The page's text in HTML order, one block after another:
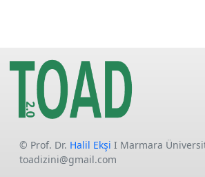
© Prof. Dr. Halil Ekşi I Marmara
toadizini@gmail.com